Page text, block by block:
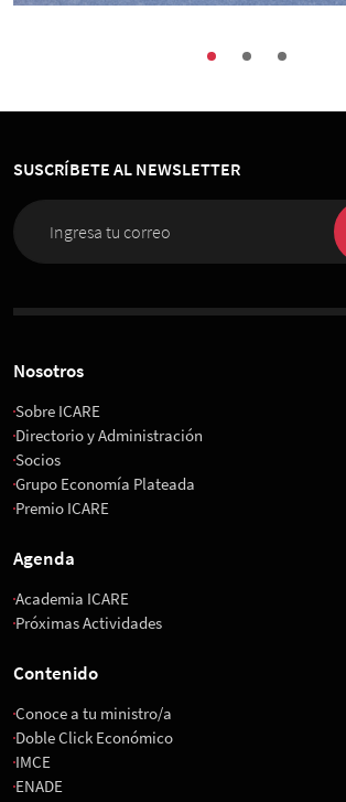
01 de Diciembre 2026, 08:00 horas
Espacio Riesco
SUSCRÍBETE AL NEWSLETTER
Nosotros
Sobre ICARE
Directorio y Administración
Socios
Grupo Economía Plateada
Premio ICARE
Agenda
Academia ICARE
Próximas Actividades
Contenido
Conoce a tu ministro/a
Doble Click Económico
IMCE
ENADE